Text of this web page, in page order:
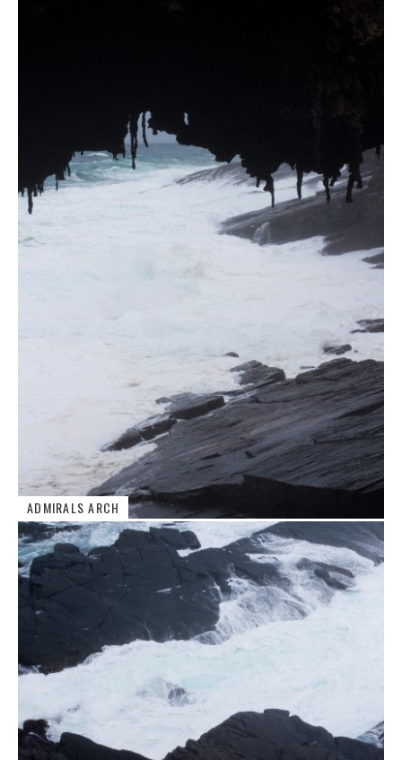
ADMIRALS ARCH